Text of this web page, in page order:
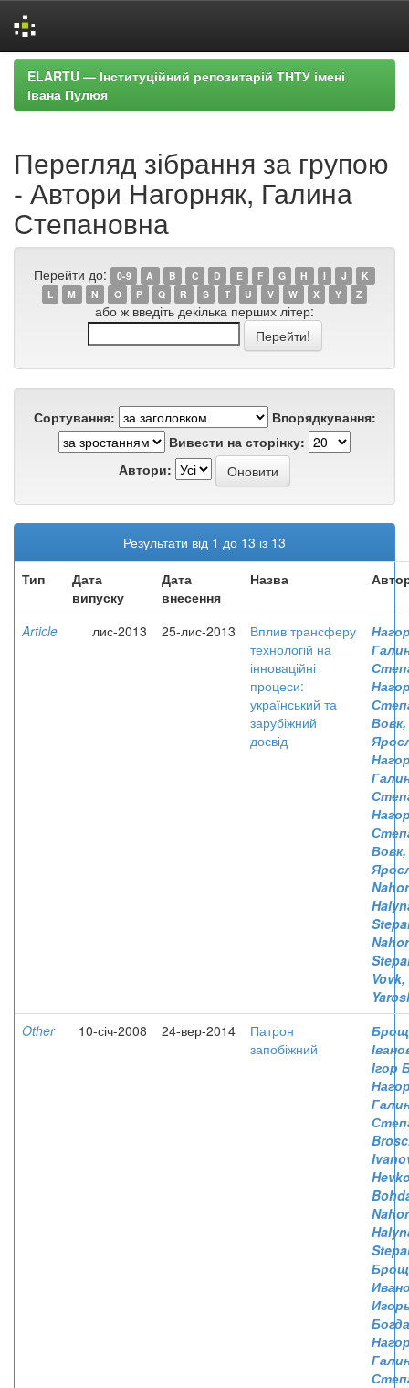
Skip
navigation
ELARTU — Інституційний репозитарій ТНТУ імені
Івана Пулюя
Перегляд зібрання за групою
- Автори Нагорняк, Галина
Степановна
Перейти до: 0-9 A B C D E F G H I J
K
L
M N O P Q R S T U V W X Y Z
або ж введіть декілька перших літер:
Сортування:
Впорядкування:
Вивести на сторінку:
Автори:
Результати від 1 до 13 із 13
Тип
Дата
випуску
Дата
внесення
Назва
Article лис-2013 25-лис-2013
Вплив трансферу
технологій на
інноваційні
процеси:
український та
зарубіжний
досвід
Other
10-січ-2008 24-вер-2014
Патрон
запобіжний
Ігор